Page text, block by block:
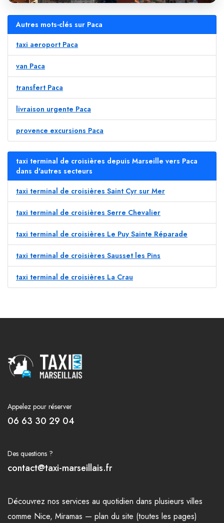
Autres mots-clés sur Paca
taxi aeroport Paca
van Paca
transfert Paca
livraison urgente Paca
provence excursions Paca
taxi terminal de croisières depuis Marseille vers Paca
dans d'autres secteurs
taxi terminal de croisières Saint Cyr sur Mer
taxi terminal de croisières Serre Chevalier
taxi terminal de croisières Le Puy Sainte Réparade
taxi terminal de croisières Sausset les Pins
taxi terminal de croisières La Crau
Appelez pour réserver
06 63 30 29 04
Des questions ?
contact@taxi-marseillais.fr
Découvrez nos services au quotidien dans plusieurs villes
comme Nice, Miramas — plan du site (toutes les pages)